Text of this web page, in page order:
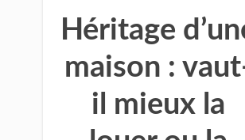
Héritage
maison :
il mieux la